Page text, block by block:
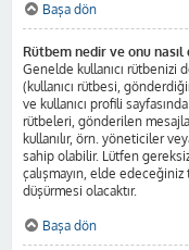
Başa dön
Rütbem nedir ve onu
Genelde kullanıcı rütbenizi
(kullanıcı rütbesi,
ve kullanıcı profili
rütbeleri, gönderilen
kullanılır, örn. yöneticiler
sahip olabilir. Lütfen
çalışmayın, elde edeceğiniz
düşürmesi olacaktır.
Başa dön